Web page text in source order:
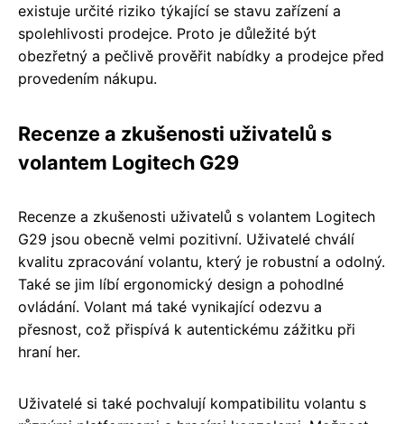
existuje určité riziko týkající se stavu zařízení a
spolehlivosti prodejce. Proto je důležité být
obezřetný a pečlivě prověřit nabídky a prodejce před
provedením nákupu.
Recenze a zkušenosti uživatelů s
volantem Logitech G29
Recenze a zkušenosti uživatelů s volantem Logitech
G29 jsou obecně velmi pozitivní. Uživatelé chválí
kvalitu zpracování volantu, který je robustní a odolný.
Také se jim líbí ergonomický design a pohodlné
ovládání. Volant má také vynikající odezvu a
přesnost, což přispívá k autentickému zážitku při
hraní her.
Uživatelé si také pochvalují kompatibilitu volantu s